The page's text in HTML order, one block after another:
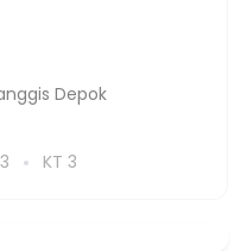
Depok
3 KT 3